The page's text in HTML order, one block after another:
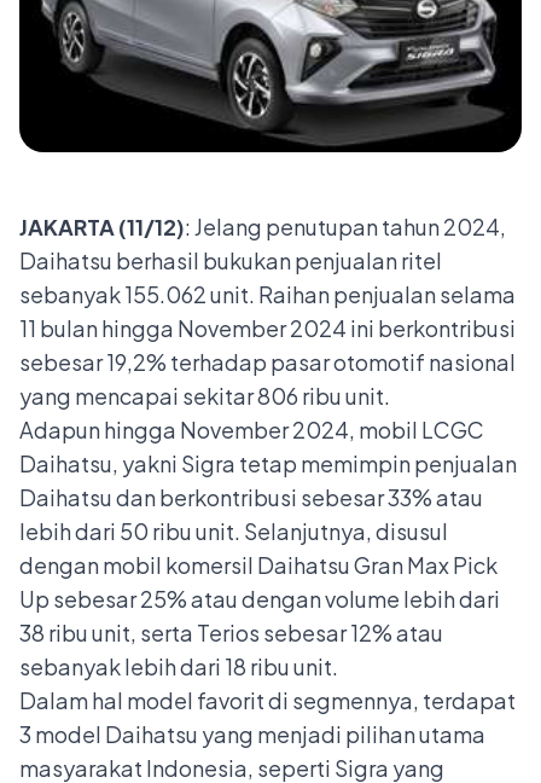
JAKARTA (11/12): Jelang penutupan tahun 2024,
Daihatsu berhasil bukukan penjualan ritel
sebanyak 155.062 unit. Raihan penjualan selama
11 bulan hingga November 2024 ini berkontribusi
sebesar 19,2% terhadap pasar otomotif nasional
yang mencapai sekitar 806 ribu unit.
Adapun hingga November 2024, mobil LCGC
Daihatsu, yakni Sigra tetap memimpin penjualan
Daihatsu dan berkontribusi sebesar 33% atau
lebih dari 50 ribu unit. Selanjutnya, disusul
dengan mobil komersil Daihatsu Gran Max Pick
Up sebesar 25% atau dengan volume lebih dari
38 ribu unit, serta Terios sebesar 12% atau
sebanyak lebih dari 18 ribu unit.
Dalam hal model favorit di segmennya, terdapat
3 model Daihatsu yang menjadi pilihan utama
masyarakat Indonesia, seperti Sigra yang